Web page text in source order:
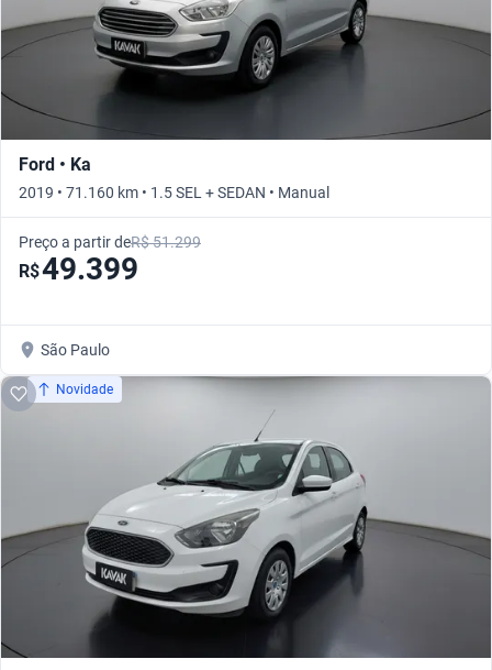
Ford • Ka
2019 • 71.160 km • 1.5 SEL + SEDAN • Manual
Preço a partir deR$ 51.299
R$49.399
São Paulo
Novidade